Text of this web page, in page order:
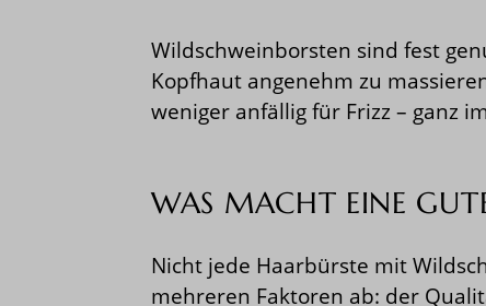
Wildschweinborsten sind fest
Kopfhaut angenehm zu
weniger anfällig für Frizz – ganz
WAS MACHT EINE
Nicht jede Haarbürste mit
mehreren Faktoren ab: der